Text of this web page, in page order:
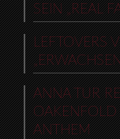
SEIN „REAL
LEFTOVERS
ANNA TUR
ANTHEM